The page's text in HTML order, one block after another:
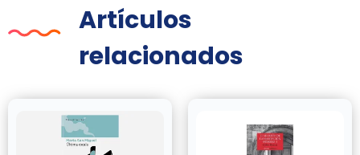
Artículos
relacionados